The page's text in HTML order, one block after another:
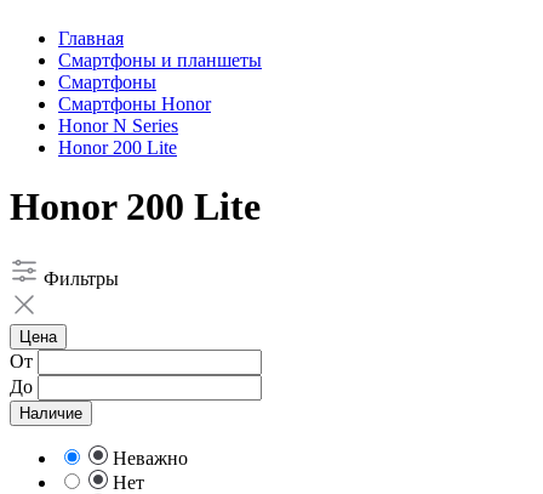
Главная
Смартфоны и планшеты
Смартфоны
Смартфоны Honor
Honor N Series
Honor 200 Lite
Honor 200 Lite
Фильтры
Цена
От
До
Наличие
Неважно
Нет